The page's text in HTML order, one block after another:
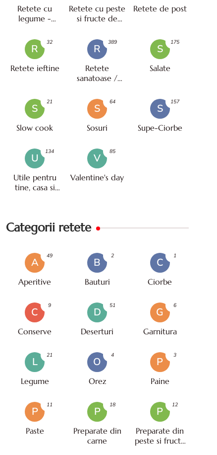
Retete cu
legume -
Retete cu peste
si fructe de
Retete de post
R
Retete ieftine
32
R
Retete
sanatoase /
389
S
Salate
175
S
Slow cook
21
S
Sosuri
64
S
Supe-Ciorbe
157
U
Utile pentru
tine, casa si
134
V
Valentine's day
85
Categorii retete
A
Aperitive
49
B
Bauturi
2
C
Ciorbe
1
C
Conserve
9
D
Deserturi
51
G
Garnitura
6
L
Legume
21
O
Orez
4
P
Paine
3
P
Paste
11
P
Preparate din
carne
18
P
Preparate din
peste si fructe
12